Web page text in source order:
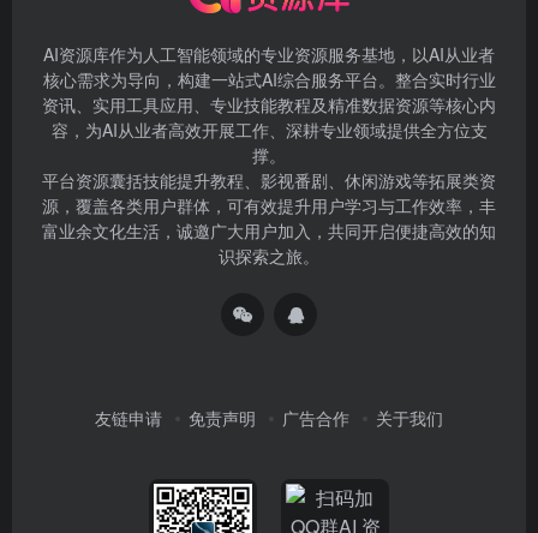
AI资源库作为人工智能领域的专业资源服务基地，以AI从业者
核心需求为导向，构建一站式AI综合服务平台。整合实时行业
资讯、实用工具应用、专业技能教程及精准数据资源等核心内
容，为AI从业者高效开展工作、深耕专业领域提供全方位支
撑。
平台资源囊括技能提升教程、影视番剧、休闲游戏等拓展类资
源，覆盖各类用户群体，可有效提升用户学习与工作效率，丰
富业余文化生活，诚邀广大用户加入，共同开启便捷高效的知
识探索之旅。
友链申请 免责声明 广告合作 关于我们